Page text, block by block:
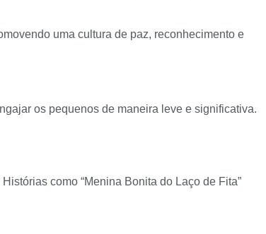
uma cultura de paz, reconhecimento e
os pequenos de maneira leve e significativa.
como “Menina Bonita do Laço de Fita”